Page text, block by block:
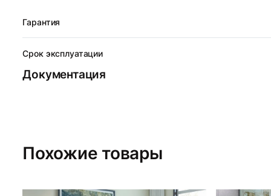
Гарантия
Срок эксплуатации
Документация
Похожие товары